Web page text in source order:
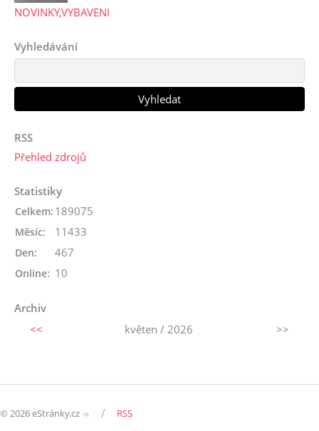
NOVINKY,VYBAVENI
Vyhledávání
RSS
Přehled zdrojů
Statistiky
Online: 10
Celkem: 189075
Měsíc: 11433
Den: 467
Archiv
<<
květen / 2026 >>
© 2026 eStránky.cz / RSS